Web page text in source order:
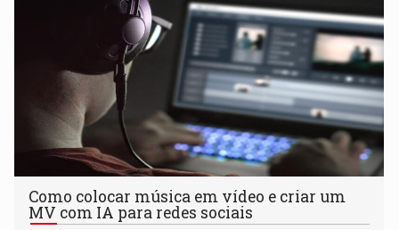
Como colocar música em vídeo e criar um
MV com IA para redes sociais